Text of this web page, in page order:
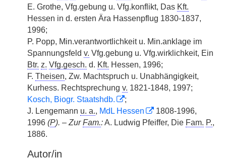
E. Grothe, Vfg.gebung u. Vfg.konflikt, Das Kft.
Hessen in d. ersten Ära Hassenpflug 1830-1837,
1996;
P. Popp, Min.verantwortlichkeit u. Min.anklage im
Spannungsfeld v. Vfg.gebung u. Vfg.wirklichkeit, Ein
Btr. z. Vfg.gesch. d. Kft. Hessen, 1996;
F. Theisen, Zw. Machtspruch u. Unabhängigkeit,
Kurhess. Rechtsprechung v. 1821-1848, 1997;
Kosch, Biogr. Staatshdb.
;
J. Lengemann u. a., MdL Hessen
1808-1996,
1996 (P). – ZurFam.:A. Ludwig Pfeiffer, Die Fam. P.,
1886.
Autor/in